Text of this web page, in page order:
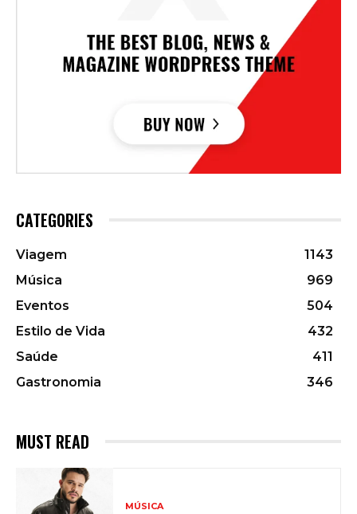
CATEGORIES
Viagem
1143
Música
969
Eventos
504
Estilo de Vida
432
Saúde
411
Gastronomia
346
MUST READ
MÚSICA